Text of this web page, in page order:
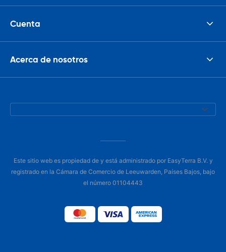
Cuenta
Acerca de nosotros
Este sitio web es propiedad de y está administrado por EasyTerra B.V. y
registrado en la Cámara de Comercio de Leeuwarden, Países Bajos, bajo
el número 01104443